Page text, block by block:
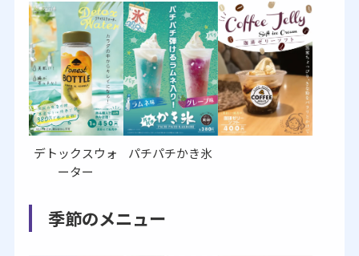
デトックスウォ
ーター
パチパチかき氷
季節のメニュー